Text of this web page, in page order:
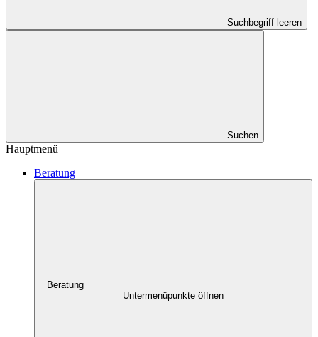
Suchbegriff leeren
Suchen
Hauptmenü
Beratung
Beratung
Untermenüpunkte öffnen